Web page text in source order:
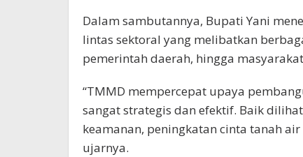
Dalam sambutannya, Bupati Yani
lintas sektoral yang melibatkan
pemerintah daerah, hingga
“TMMD mempercepat upaya
sangat strategis dan efektif. Baik
keamanan, peningkatan cinta tanah
ujarnya.